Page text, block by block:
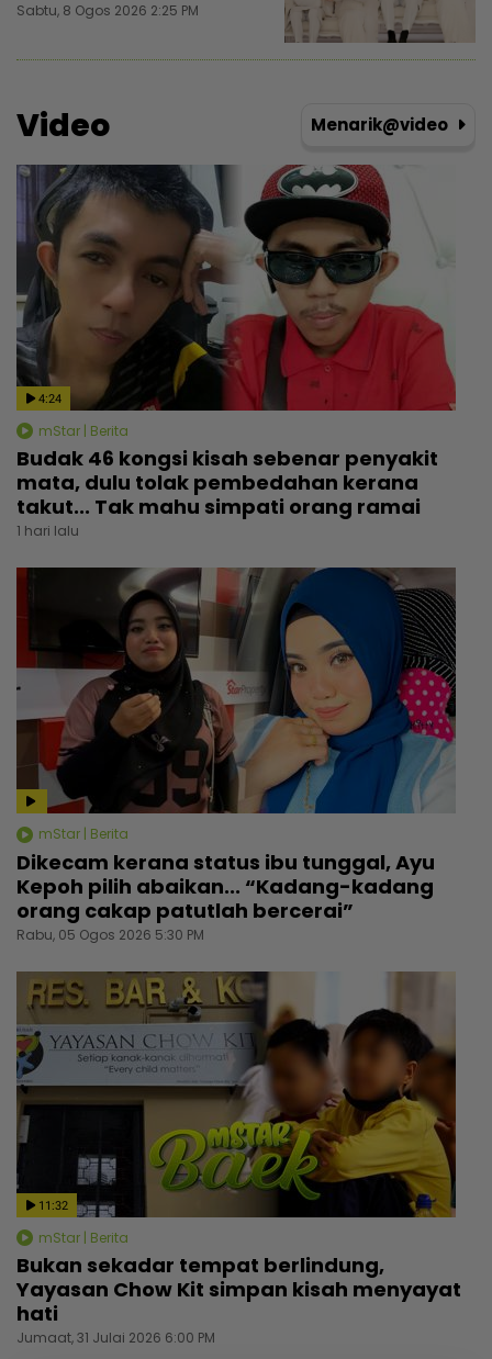
Sabtu, 8 Ogos 2026 2:25 PM
Video Menarik@video
4:24
mStar | Berita
Budak 46 kongsi kisah sebenar penyakit
mata, dulu tolak pembedahan kerana
takut... Tak mahu simpati orang ramai
1 hari lalu
mStar | Berita
Dikecam kerana status ibu tunggal, Ayu
Kepoh pilih abaikan... “Kadang-kadang
orang cakap patutlah bercerai”
Rabu, 05 Ogos 2026 5:30 PM
11:32
mStar | Berita
Bukan sekadar tempat berlindung,
Yayasan Chow Kit simpan kisah menyayat
hati
Jumaat, 31 Julai 2026 6:00 PM